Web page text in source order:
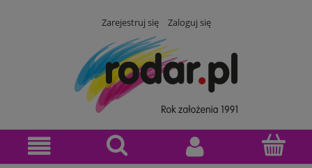
Zarejestruj się Zaloguj się